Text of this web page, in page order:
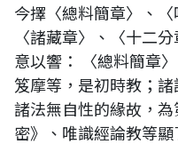
今擇〈總料簡章〉、
〈諸藏章〉、〈十二
意以響： 〈總料簡章
笈摩等，是初時教；
諸法無自性的緣故，
密》、唯識經論教等